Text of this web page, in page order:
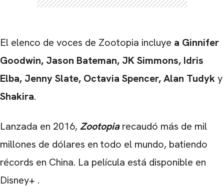
El elenco de voces de Zootopia incluye a Ginnifer
Goodwin, Jason Bateman, JK Simmons, Idris
Elba, Jenny Slate, Octavia Spencer, Alan Tudyky
Shakira.
Lanzada en 2016, Zootopia recaudó más de mil
millones de dólares en todo el mundo, batiendo
récords en China. La película está disponible en
Disney+ .